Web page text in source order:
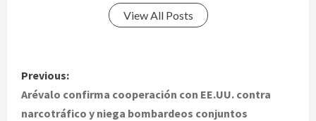
View All Posts
P
o
Previous:
Arévalo confirma cooperación con EE.UU. contra
narcotráfico y niega bombardeos conjuntos